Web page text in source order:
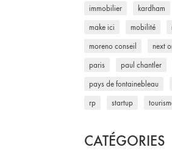
immobilier kardham
make ici mobilité
moreno conseil next
paris paul chantler
pays de fontainebleau
rp startup
CATÉGORIES